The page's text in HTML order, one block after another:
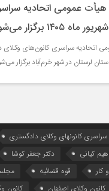
عمومی اتحادیه
لرستان در شهر خرم‌آباد برگزار
سراسری کانونهای وکلای دادگستری
کیانی دکتر جعفر کوشا
قوه قضائیه
کانون وکلای اصفهان کانون